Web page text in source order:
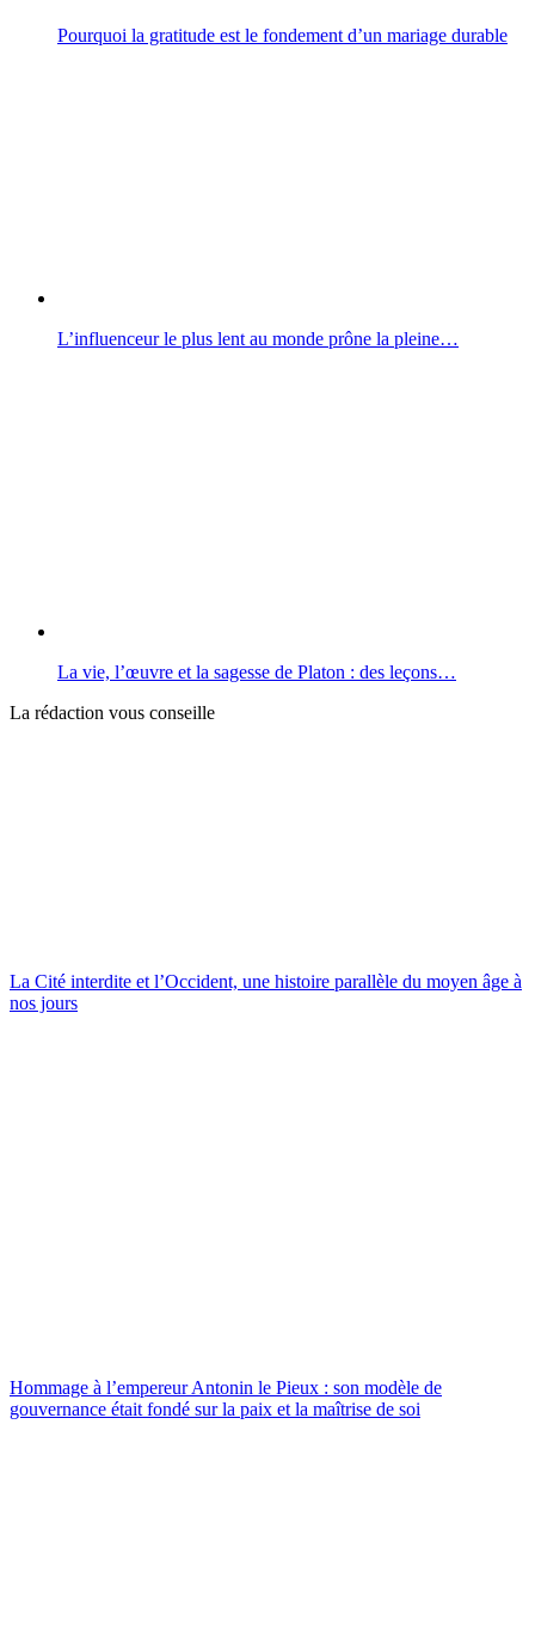
Pourquoi la gratitude est le fondement d’un mariage durable
L’influenceur le plus lent au monde prône la pleine…
La vie, l’œuvre et la sagesse de Platon : des leçons…
La rédaction vous conseille
La Cité interdite et l’Occident, une histoire parallèle du moyen âge à
nos jours
Hommage à l’empereur Antonin le Pieux : son modèle de
gouvernance était fondé sur la paix et la maîtrise de soi